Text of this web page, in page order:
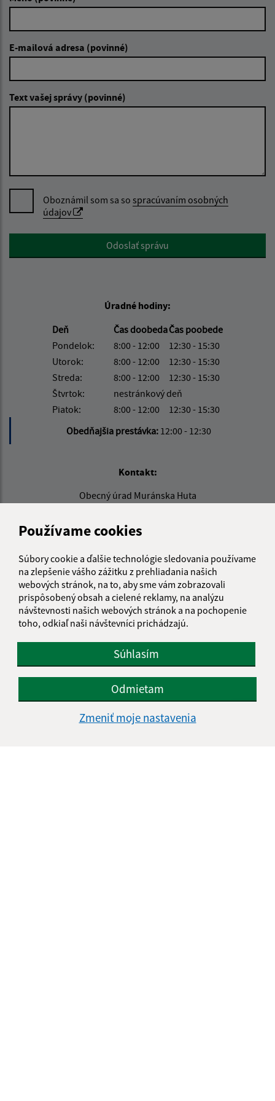
Používame cookies
Súbory cookie a ďalšie technológie sledovania používame
na zlepšenie vášho zážitku z prehliadania našich
webových stránok, na to, aby sme vám zobrazovali
prispôsobený obsah a cielené reklamy, na analýzu
návštevnosti našich webových stránok a na pochopenie
toho, odkiaľ naši návštevníci prichádzajú.
Súhlasím
Odmietam
Zmeniť moje nastavenia
E-mailová adresa (povinné)
Text vašej správy (povinné)
Oboznámil som sa so spracúvaním osobných
údajov
Google reCaptcha ResponseOdoslať správu
Úradné hodiny:
Deň
Čas doobedaČas poobede
Pondelok:
8:00 - 12:00
12:30 - 15:30
Utorok:
8:00 - 12:00
12:30 - 15:30
Streda:
8:00 - 12:00
12:30 - 15:30
Štvrtok:
nestránkový deň
Piatok:
8:00 - 12:00
12:30 - 15:30
Obedňajšia prestávka: 12:00 - 12:30
Kontakt:
Obecný úrad Muránska Huta
049 01 Muráň
+421 584 494 124
IČO: 00328553